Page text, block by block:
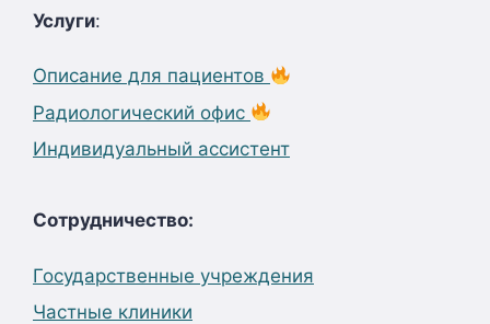
Услуги:
Описание для пациентов
Радиологический офис
Индивидуальный ассистент
Сотрудничество:
Государственные учреждения
Частные клиники